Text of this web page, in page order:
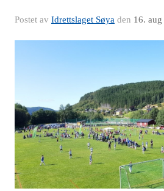
Postet av Idrettslaget Søya den 16.